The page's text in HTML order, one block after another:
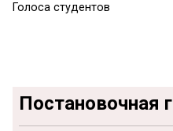
Голоса студентов
Постановочная